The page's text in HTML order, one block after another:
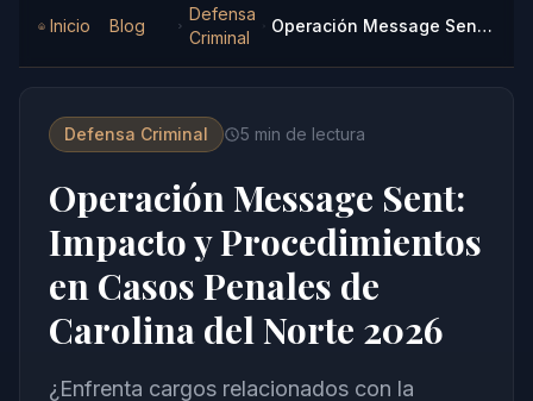
Inicio Blog
Defensa
Criminal
Operación Message Sent: Impacto y Procedimientos en Casos Penales de Carolina del Norte 2026
Defensa Criminal 5 min de lectura
Operación Message Sent:
Impacto y Procedimientos
en Casos Penales de
Carolina del Norte 2026
¿Enfrenta cargos relacionados con la